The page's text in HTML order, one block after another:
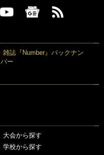
雑誌『Number』バックナン
バー
大会から探す
学校から探す